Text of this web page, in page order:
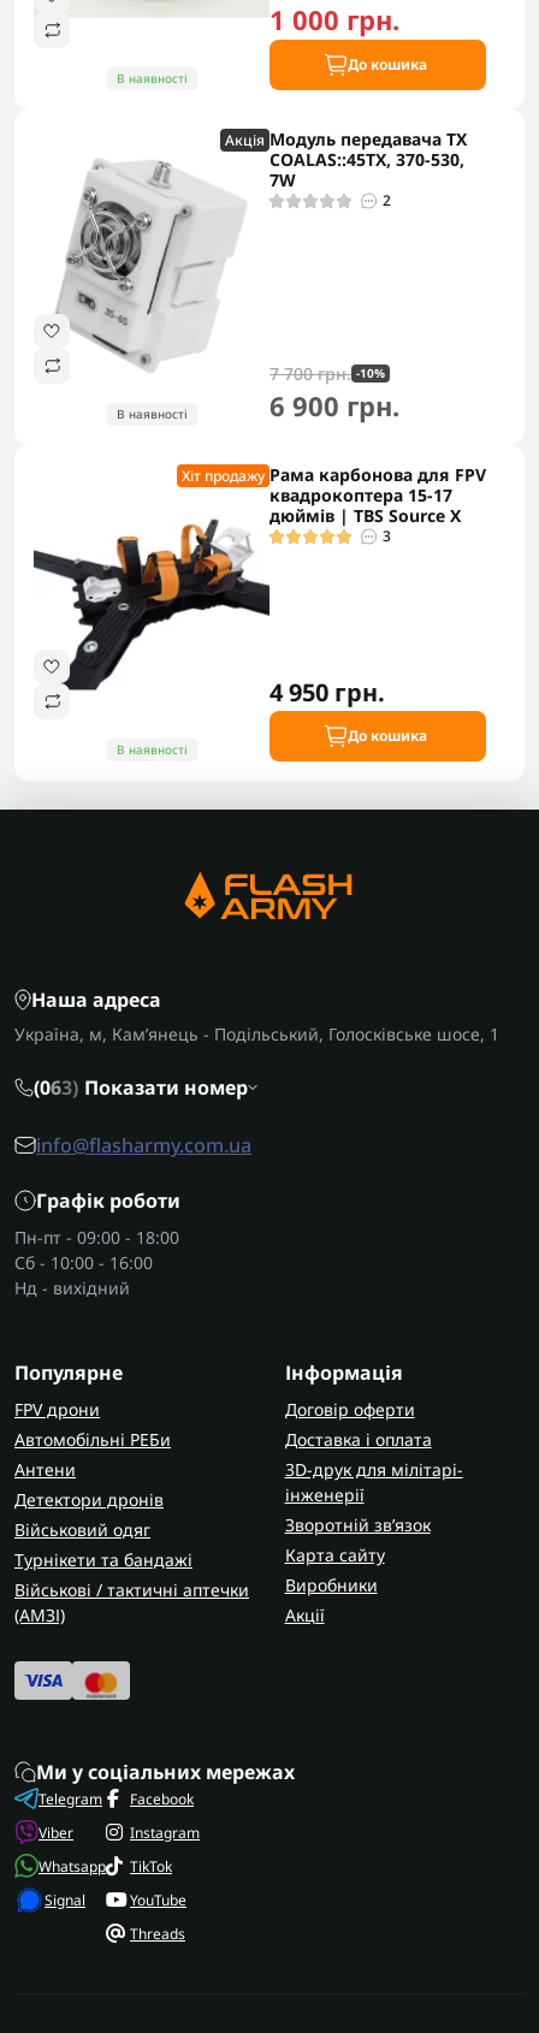
В наявності
1 000 грн.
До кошика
Акцiя
В наявності
Модуль передавача TX
COALAS::45TX, 370-530,
7W
2
7 700 грн. -10%
6 900 грн.
Хіт продажу
В наявності
Рама карбонова для FPV
квадрокоптера 15-17
дюймів | TBS Source X
3
4 950 грн.
До кошика
Наша адреса
Україна, м, Кам’янець - Подільський, Голосківське шосе, 1
(063) Показати номер
info@flasharmy.com.ua
Графік роботи
Пн-пт - 09:00 - 18:00
Сб - 10:00 - 16:00
Нд - вихідний
Популярне
FPV дрони
Автомобільні РЕБи
Антени
Детектори дронів
Військовий одяг
Турнікети та бандажі
Військові / тактичні аптечки
(AMЗІ)
Інформація
Договір оферти
Доставка і оплата
3D-друк для мілітарі-
інженерії
Зворотній зв’язок
Карта сайту
Виробники
Акції
Ми у соціальних мережах
Telegram
Viber
Whatsapp
Signal
Facebook
Instagram
TikTok
YouTube
Threads